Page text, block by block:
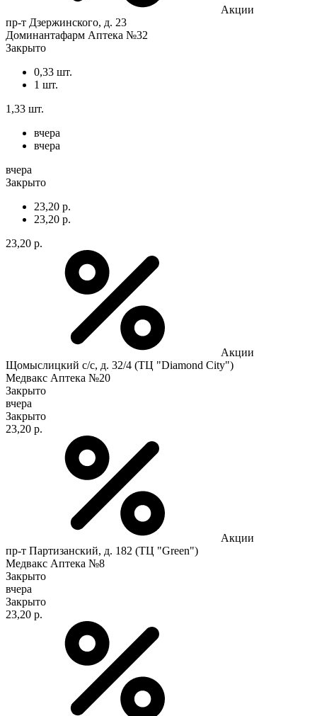
Акции
пр-т Дзержинского, д. 23
Доминантафарм Аптека №32
Закрыто
0,33 шт.
1 шт.
1,33 шт.
вчера
вчера
вчера
Закрыто
23,20 р.
23,20 р.
23,20 р.
Акции
Щомыслицкий с/с, д. 32/4 (ТЦ "Diamond City")
Медвакс Аптека №20
Закрыто
вчера
Закрыто
23,20 р.
Акции
пр-т Партизанский, д. 182 (ТЦ "Green")
Медвакс Аптека №8
Закрыто
вчера
Закрыто
23,20 р.